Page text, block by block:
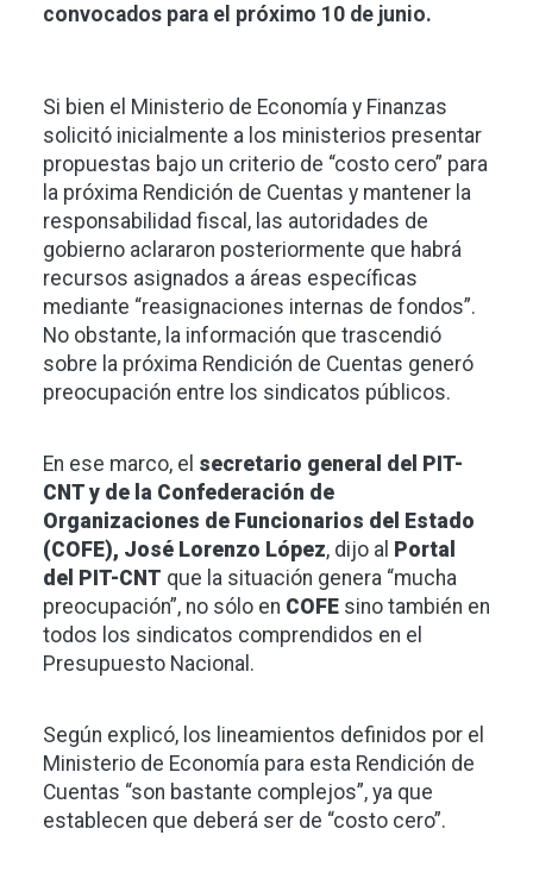
convocados para el próximo 10 de junio.
Si bien el Ministerio de Economía y Finanzas
solicitó inicialmente a los ministerios presentar
propuestas bajo un criterio de “costo cero” para
la próxima Rendición de Cuentas y mantener la
responsabilidad fiscal, las autoridades de
gobierno aclararon posteriormente que habrá
recursos asignados a áreas específicas
mediante “reasignaciones internas de fondos”.
No obstante, la información que trascendió
sobre la próxima Rendición de Cuentas generó
preocupación entre los sindicatos públicos.
En ese marco, el secretario general del PIT-
CNT y de la Confederación de
Organizaciones de Funcionarios del Estado
(COFE), José Lorenzo López, dijo al Portal
del PIT-CNT que la situación genera “mucha
preocupación”, no sólo en COFE sino también en
todos los sindicatos comprendidos en el
Presupuesto Nacional.
Según explicó, los lineamientos definidos por el
Ministerio de Economía para esta Rendición de
Cuentas “son bastante complejos”, ya que
establecen que deberá ser de “costo cero”.